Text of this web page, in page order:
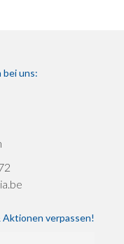
bei uns:
Aktionen verpassen!